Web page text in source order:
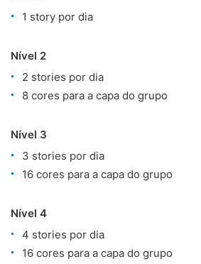
1 story por dia
Nível 2
2 stories por dia
8 cores para a capa do grupo
Nível 3
3 stories por dia
16 cores para a capa do grupo
Nível 4
4 stories por dia
16 cores para a capa do grupo